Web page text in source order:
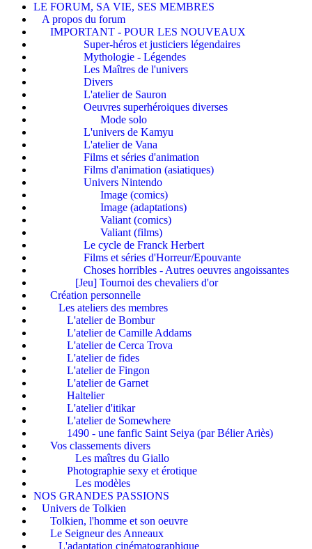
LE FORUM, SA VIE, SES MEMBRES
A propos du forum
IMPORTANT - POUR LES NOUVEAUX
Super-héros et justiciers légendaires
Mythologie - Légendes
Les Maîtres de l'univers
Divers
L'atelier de Sauron
Oeuvres superhéroiques diverses
Mode solo
L'univers de Kamyu
L'atelier de Vana
Films et séries d'animation
Films d'animation (asiatiques)
Univers Nintendo
Image (comics)
Image (adaptations)
Valiant (comics)
Valiant (films)
Le cycle de Franck Herbert
Films et séries d'Horreur/Epouvante
Choses horribles - Autres oeuvres angoissantes
[Jeu] Tournoi des chevaliers d'or
Création personnelle
Les ateliers des membres
L'atelier de Bombur
L'atelier de Camille Addams
L'atelier de Cerca Trova
L'atelier de fides
L'atelier de Fingon
L'atelier de Garnet
Haltelier
L'atelier d'itikar
L'atelier de Somewhere
1490 - une fanfic Saint Seiya (par Bélier Ariès)
Vos classements divers
Les maîtres du Giallo
Photographie sexy et érotique
Les modèles
NOS GRANDES PASSIONS
Univers de Tolkien
Tolkien, l'homme et son oeuvre
Le Seigneur des Anneaux
L'adaptation cinématographique